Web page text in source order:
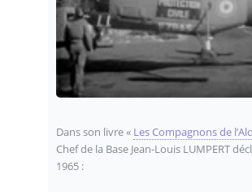
Dans son livre « Les Compagnons de
Chef de la Base Jean-Louis LUMPERT
1965 :